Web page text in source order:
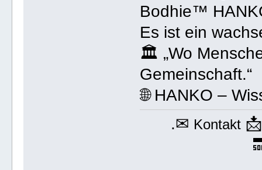
Bodhie™
Es ist ein
🏛 „Wo
Gemeinschaft.“
🌐 HANKO –
.✉ Kontakt